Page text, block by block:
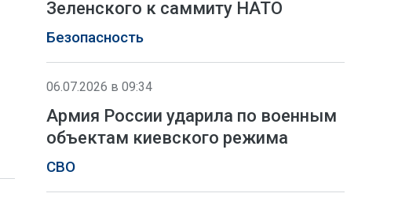
Зеленского к саммиту НАТО
Безопасность
06.07.2026 в 09:34
Армия России ударила по военным
объектам киевского режима
СВО